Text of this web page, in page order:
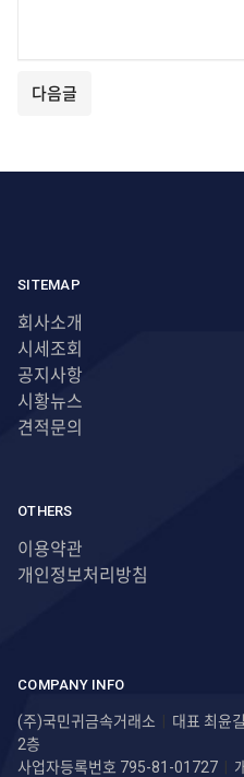
다음글
SITEMAP
회사소개
시세조회
공지사항
시황뉴스
견적문의
OTHERS
이용약관
개인정보처리방침
COMPANY INFO
(주)국민귀금속거래소 | 대표 최윤길
2층
사업자등록번호 795-81-01727 |